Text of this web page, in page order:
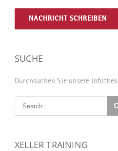
NACHRICHT SCHREIBEN
SUCHE
Durchsuchen Sie unsere Infothek
XELLER TRAINING